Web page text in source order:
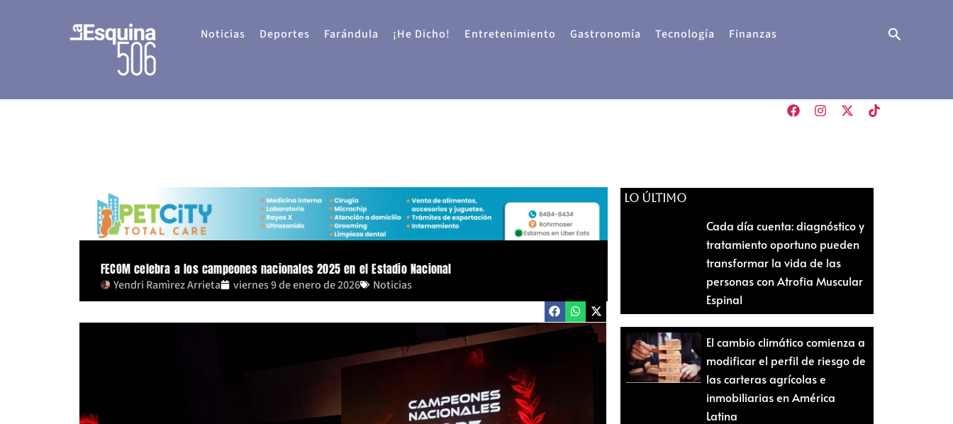
Noticias Deportes Farándula ¡He Dicho! Entretenimiento Gastronomía Tecnología Finanzas Buscar
FECOM celebra a los campeones nacionales 2025 en el Estadio Nacional
Yendri Ramìrez Arrieta viernes 9 de enero de 2026 Noticias
LO ÚLTIMO
Cada día cuenta: diagnóstico y
tratamiento oportuno pueden
transformar la vida de las
personas con Atrofia Muscular
Espinal
El cambio climático comienza a
modificar el perfil de riesgo de
las carteras agrícolas e
inmobiliarias en América
Latina